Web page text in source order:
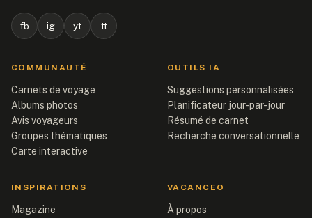
fb ig yt tt
COMMUNAUTÉ
Carnets de voyage
Albums photos
Avis voyageurs
Groupes thématiques
Carte interactive
OUTILS IA
Suggestions personnalisées
Planificateur jour-par-jour
Résumé de carnet
Recherche conversationnelle
INSPIRATIONS
Magazine
VACANCEO
À propos